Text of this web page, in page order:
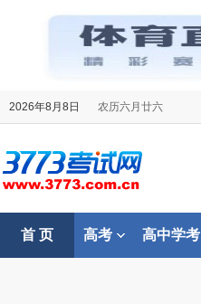
2026年8月8日 农历六月廿六
首 页 高考 高中学考